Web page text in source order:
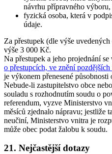
návrhu přípravného
fyzická osoba, která v
údaje.
Za přestupek (dle výše
výše 3 000 Kč.
Na přestupek a jeho projednání se
o přestupcích, ve znění pozdějších
je výkonem přenesené působnosti
Nebude-li zastupitelstvo obce
souladu s rozhodnutím soudu o
referendum, vyzve Ministerstvo
měsíců zjednalo nápravu; jestliže
neučiní, Ministerstvo vnitra je
může obec podat žalobu k soudu.
21. Nejčastější dotazy